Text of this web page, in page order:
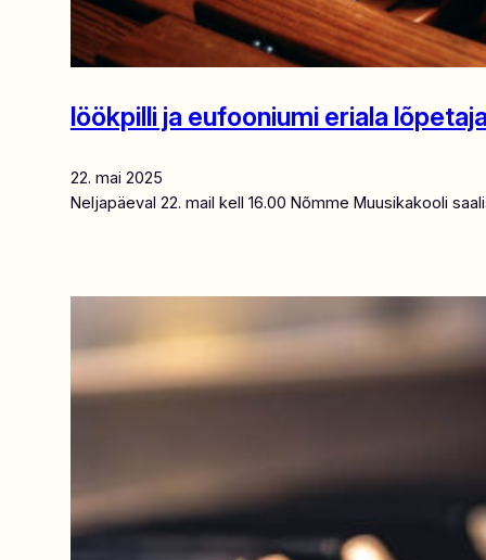
löökpilli ja eufooniumi eriala
22. mai 2025
Neljapäeval 22. mail kell 16.00 Nõmme Muusikakooli